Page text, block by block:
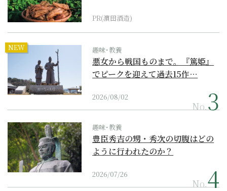
PR(濵田酒造)
NEW 趣味･教養
悪女から戦国ものまで。『篤姫』
でピークを迎えて過去15作…
2026/08/02
No.
趣味･教養
豊臣秀吉の甥・秀次の切腹はどの
ように行われたのか？
2026/07/26
No.